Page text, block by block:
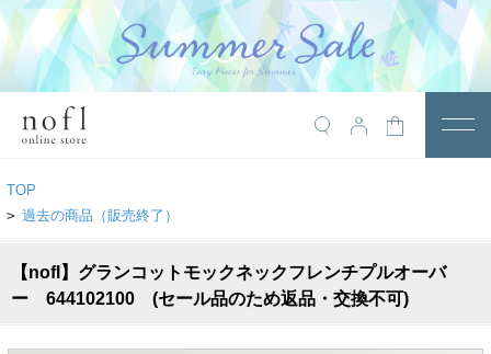
￥10,800税込以上で送料無料
トップス
ワンピース
TOP
> 過去の商品（販売終了）
【nofl】グランコットモックネックフレンチプルオーバ
ー 644102100 (セール品のため返品・交換不可)